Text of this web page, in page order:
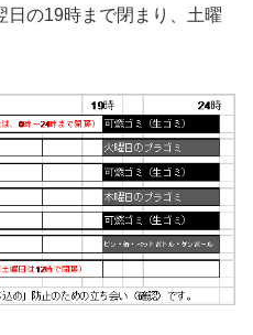
日の19時まで閉まり、土曜